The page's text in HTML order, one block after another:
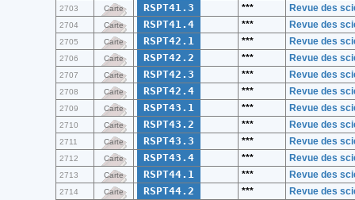
2703 Carte RSPT41.3 *** Revue des
2704 Carte RSPT41.4 *** Revue des
2705 Carte RSPT42.1 *** Revue des
2706 Carte RSPT42.2 *** Revue des
2707 Carte RSPT42.3 *** Revue des
2708 Carte RSPT42.4 *** Revue des
2709 Carte RSPT43.1 *** Revue des
2710 Carte RSPT43.2 *** Revue des
2711 Carte RSPT43.3 *** Revue des
2712 Carte RSPT43.4 *** Revue des
2713 Carte RSPT44.1 *** Revue des
2714 Carte RSPT44.2 *** Revue des